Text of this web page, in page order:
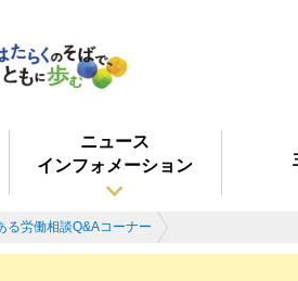
ニュース
インフォメーション
る労働相談Q&Aコーナー